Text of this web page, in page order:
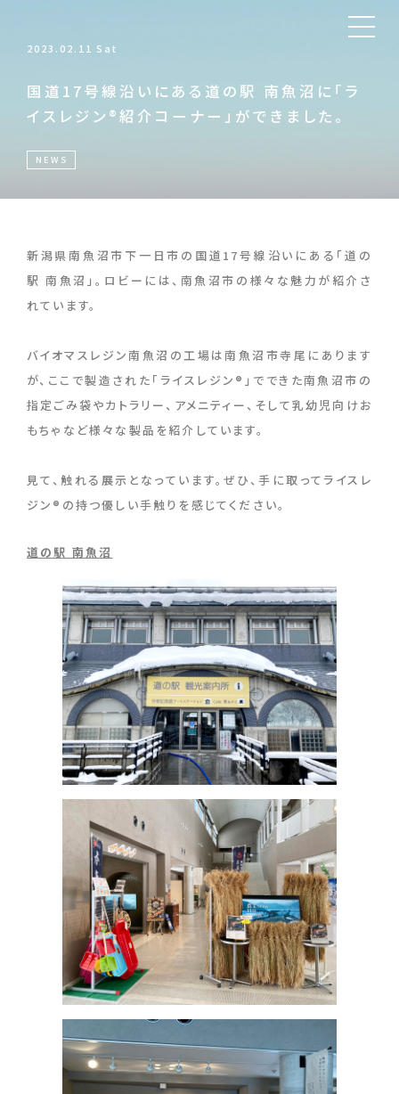
2023.02.11 Sat
国道17号線沿いにある道の駅 南魚沼に「ラ
イスレジン®紹介コーナー」ができました。
NEWS
新潟県南魚沼市下一日市の国道17号線沿いにある「道の
駅 南魚沼」。ロビーには、南魚沼市の様々な魅力が紹介さ
れています。
バイオマスレジン南魚沼の工場は南魚沼市寺尾にあります
が、ここで製造された「ライスレジン®」でできた南魚沼市の
指定ごみ袋やカトラリー、アメニティー、そして乳幼児向けお
もちゃなど様々な製品を紹介しています。
見て、触れる展示となっています。ぜひ、手に取ってライスレ
ジン®の持つ優しい手触りを感じてください。
道の駅 南魚沼